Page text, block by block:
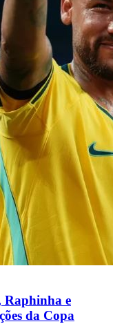
Raphinha e
da Copa